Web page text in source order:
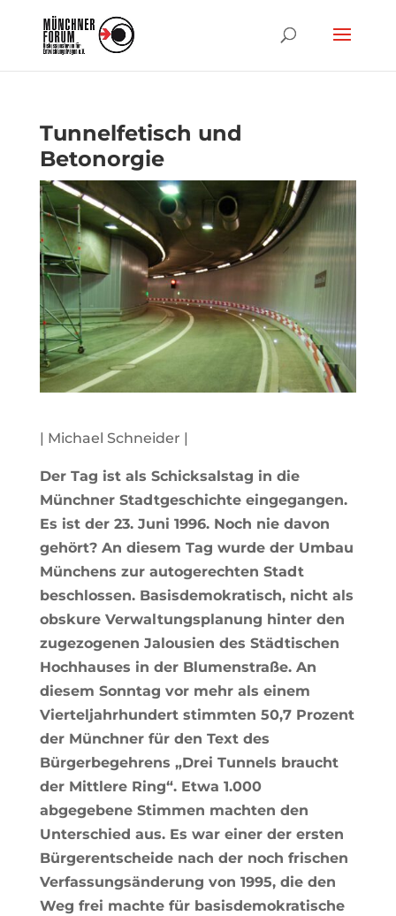
Tunnelfetisch und
Betonorgie
| Michael Schneider |
Der Tag ist als Schicksalstag in die
Münchner Stadtgeschichte eingegangen.
Es ist der 23. Juni 1996. Noch nie davon
gehört? An diesem Tag wurde der Umbau
Münchens zur autogerechten Stadt
beschlossen. Basisdemokratisch, nicht als
obskure Verwaltungsplanung hinter den
zugezogenen Jalousien des Städtischen
Hochhauses in der Blumenstraße. An
diesem Sonntag vor mehr als einem
Vierteljahrhundert stimmten 50,7 Prozent
der Münchner für den Text des
Bürgerbegehrens „Drei Tunnels braucht
der Mittlere Ring“. Etwa 1.000
abgegebene Stimmen machten den
Unterschied aus. Es war einer der ersten
Bürgerentscheide nach der noch frischen
Verfassungsänderung von 1995, die den
Weg frei machte für basisdemokratische